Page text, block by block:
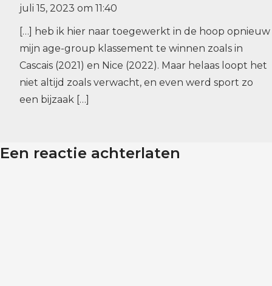
juli 15, 2023 om 11:40
[…] heb ik hier naar toegewerkt in de hoop opnieuw
mijn age-group klassement te winnen zoals in
Cascais (2021) en Nice (2022). Maar helaas loopt het
niet altijd zoals verwacht, en even werd sport zo
een bijzaak […]
Een reactie achterlaten